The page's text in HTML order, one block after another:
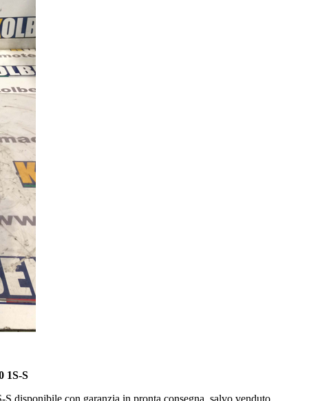
1S-S
con garanzia in pronta consegna, salvo venduto.